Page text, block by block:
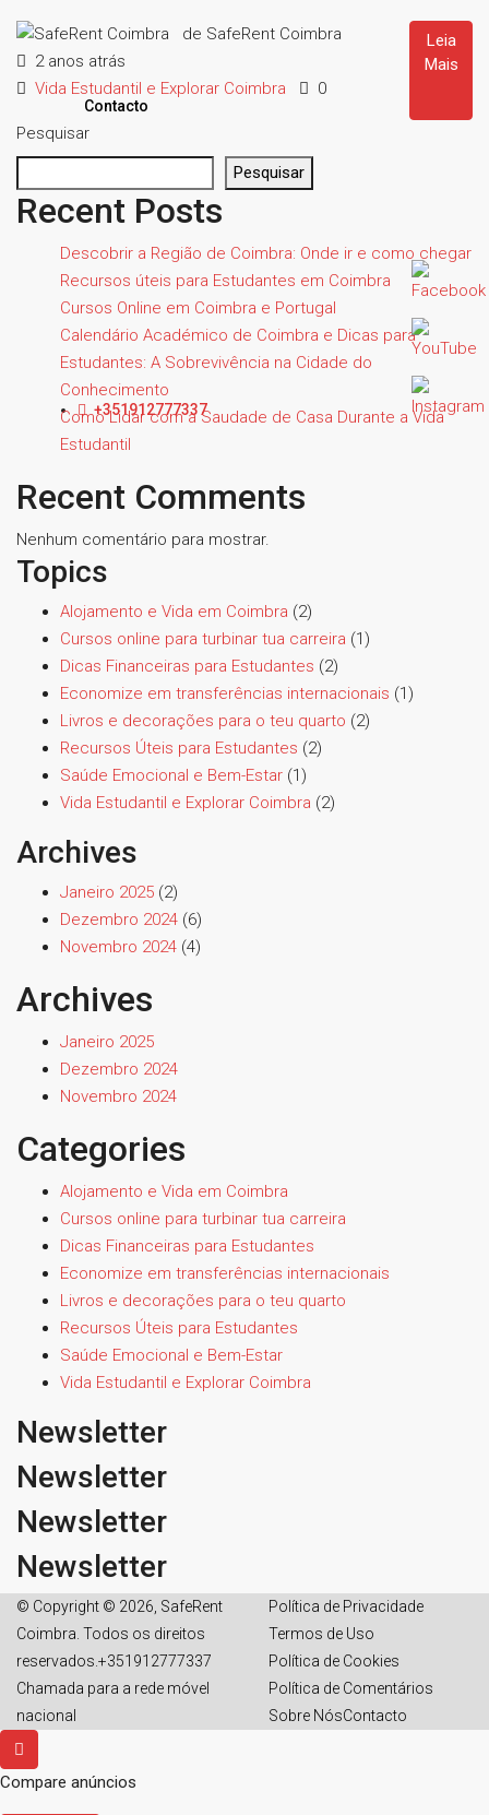
Contacto
+351912777337
de SafeRent Coimbra
2 anos atrás
Vida Estudantil e Explorar Coimbra
0
Leia
Mais
Pesquisar
Pesquisar
Recent Posts
Descobrir a Região de Coimbra: Onde ir e como chegar
Recursos úteis para Estudantes em Coimbra
Cursos Online em Coimbra e Portugal
Calendário Académico de Coimbra e Dicas para
Estudantes: A Sobrevivência na Cidade do
Conhecimento
Como Lidar com a Saudade de Casa Durante a Vida
Estudantil
Recent Comments
Nenhum comentário para mostrar.
Topics
Alojamento e Vida em Coimbra (2)
Cursos online para turbinar tua carreira (1)
Dicas Financeiras para Estudantes (2)
Economize em transferências internacionais (1)
Livros e decorações para o teu quarto (2)
Recursos Úteis para Estudantes (2)
Saúde Emocional e Bem-Estar (1)
Vida Estudantil e Explorar Coimbra (2)
Archives
Janeiro 2025 (2)
Dezembro 2024 (6)
Novembro 2024 (4)
Archives
Janeiro 2025
Dezembro 2024
Novembro 2024
Categories
Alojamento e Vida em Coimbra
Cursos online para turbinar tua carreira
Dicas Financeiras para Estudantes
Economize em transferências internacionais
Livros e decorações para o teu quarto
Recursos Úteis para Estudantes
Saúde Emocional e Bem-Estar
Vida Estudantil e Explorar Coimbra
Newsletter
Newsletter
Newsletter
Newsletter
© Copyright © 2026, SafeRent
Coimbra. Todos os direitos
reservados.+351912777337
Chamada para a rede móvel
nacional
Política de Privacidade
Termos de Uso
Política de Cookies
Política de Comentários
Sobre NósContacto
Compare anúncios